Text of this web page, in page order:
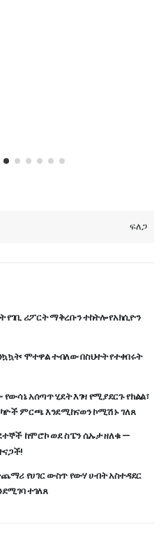
ፍለጋ
ሪፖርት ማቅረቡን ተከትሎ የአክሲዮን
ሞተዋል ተብለው በስህተት የተቀበሩት
አሰጣጥ ሂደት እገዛ የሚያደርጉ የክልል፣
ምርጫ እንደሚከናወን ኮሚሽኑ ገለጸ
ከሞሮኮ ወደ ስፔን ሴኡታ ዘለቁ —
የሀገር ውስጥ የውሃ ሀብት አስተዳደር
ተገለጸ